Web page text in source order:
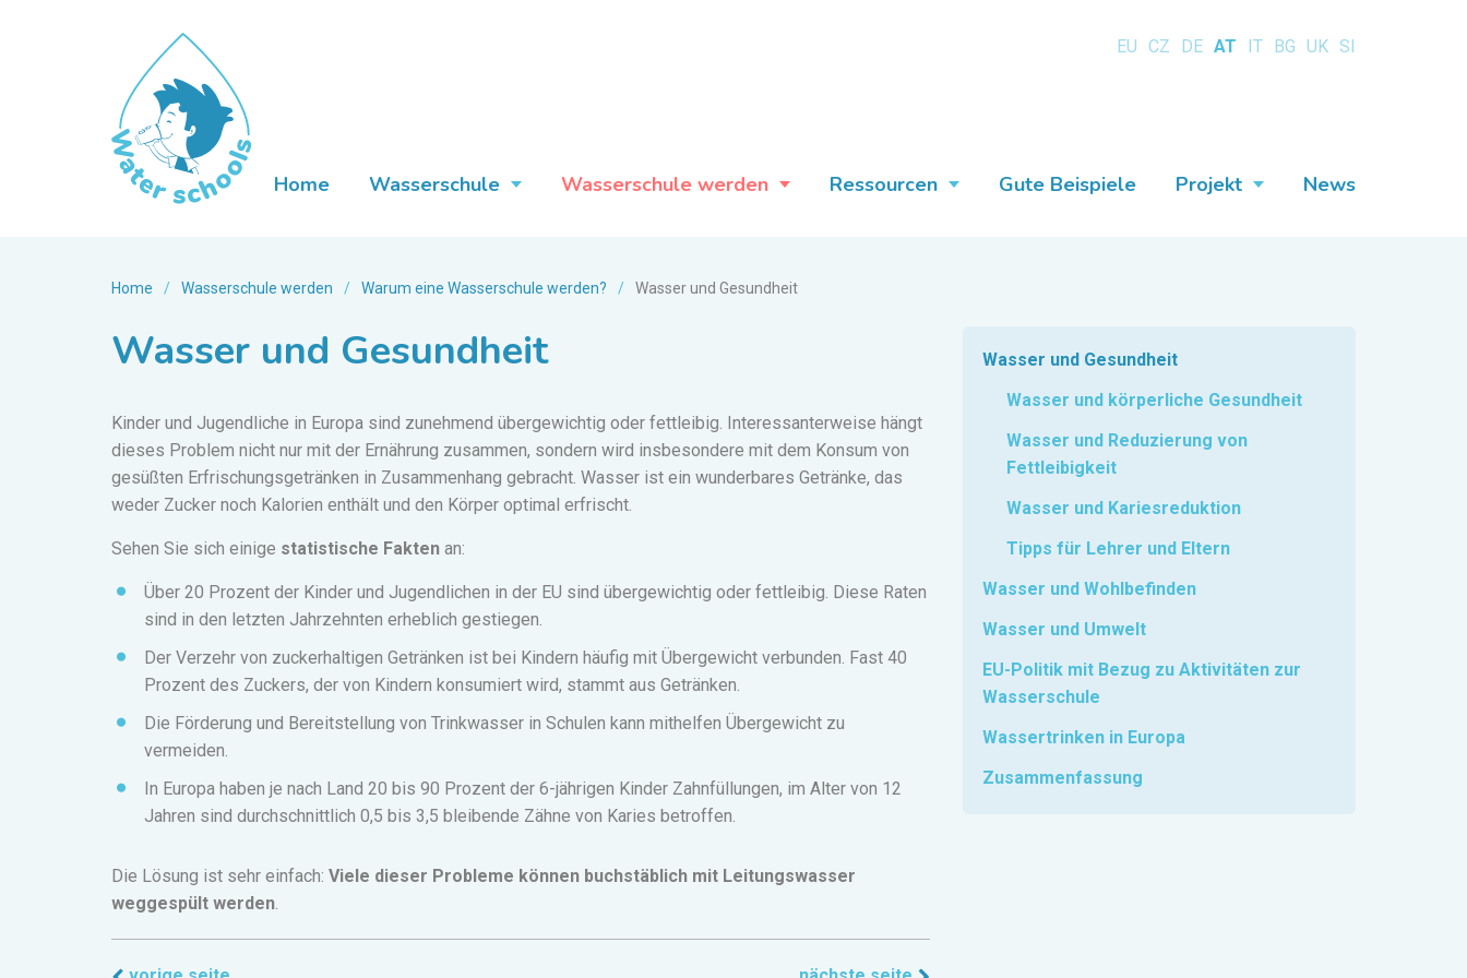
EU CZ DE AT IT BG UK SI
Home Wasserschule Wasserschule werden Ressourcen Gute Beispiele Projekt News
Home / Wasserschule werden / Warum eine Wasserschule werden? / Wasser und Gesundheit
Wasser und Gesundheit
Kinder und Jugendliche in Europa sind zunehmend übergewichtig oder fettleibig. Interessanterweise hängt
dieses Problem nicht nur mit der Ernährung zusammen, sondern wird insbesondere mit dem Konsum von
gesüßten Erfrischungsgetränken in Zusammenhang gebracht. Wasser ist ein wunderbares Getränke, das
weder Zucker noch Kalorien enthält und den Körper optimal erfrischt.
Sehen Sie sich einige statistische Fakten an:
Über 20 Prozent der Kinder und Jugendlichen in der EU sind übergewichtig oder fettleibig. Diese Raten
sind in den letzten Jahrzehnten erheblich gestiegen.
Der Verzehr von zuckerhaltigen Getränken ist bei Kindern häufig mit Übergewicht verbunden. Fast 40
Prozent des Zuckers, der von Kindern konsumiert wird, stammt aus Getränken.
Die Förderung und Bereitstellung von Trinkwasser in Schulen kann mithelfen Übergewicht zu
vermeiden.
In Europa haben je nach Land 20 bis 90 Prozent der 6-jährigen Kinder Zahnfüllungen, im Alter von 12
Jahren sind durchschnittlich 0,5 bis 3,5 bleibende Zähne von Karies betroffen.
Die Lösung ist sehr einfach: Viele dieser Probleme können buchstäblich mit Leitungswasser
weggespült werden
Wasser und Gesundheit
Wasser und körperliche Gesundheit
Wasser und Reduzierung von
Fettleibigkeit
Wasser und Kariesreduktion
Tipps für Lehrer und Eltern
Wasser und Wohlbefinden
Wasser und Umwelt
EU-Politik mit Bezug zu Aktivitäten zur
Wasserschule
Wassertrinken in Europa
Zusammenfassung